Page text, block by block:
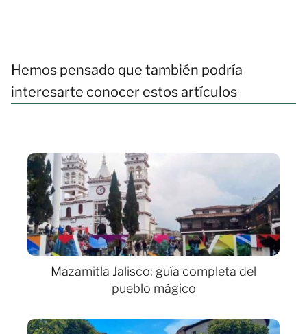
Hemos pensado que también podría
interesarte conocer estos artículos
Mazamitla Jalisco: guía completa del
pueblo mágico